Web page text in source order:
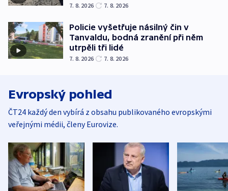
7. 8. 2026 7. 8. 2026
Policie vyšetřuje násilný čin v
Tanvaldu, bodná zranění při něm
utrpěli tři lidé
7. 8. 2026 7. 8. 2026
Evropský pohled
ČT24 každý den vybírá z obsahu publikovaného evropskými
veřejnými médii, členy Eurovize.